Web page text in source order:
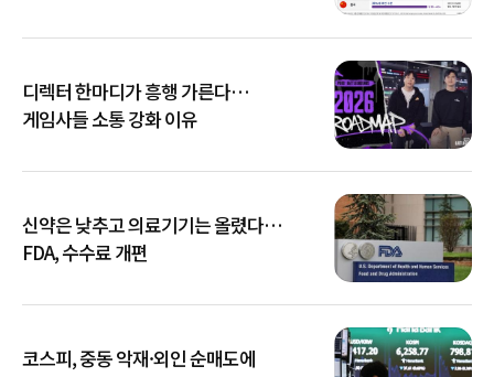
디렉터 한마디가 흥행 가른다…
게임사들 소통 강화 이유
신약은 낮추고 의료기기는 올렸다…
FDA, 수수료 개편
코스피, 중동 악재·외인 순매도에